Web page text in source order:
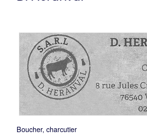
Boucher, charcutier